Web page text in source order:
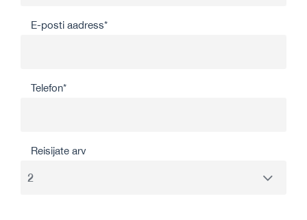
E-posti aadress*
Telefon*
Reisijate arv